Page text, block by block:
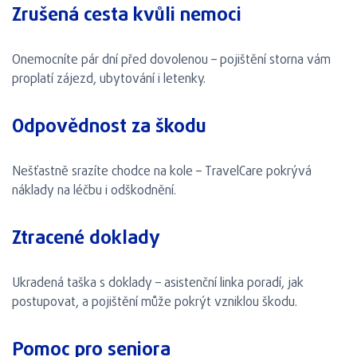
Zrušená cesta kvůli nemoci
Onemocníte pár dní před dovolenou – pojištění storna vám
proplatí zájezd, ubytování i letenky.
Odpovědnost za škodu
Nešťastně srazíte chodce na kole – TravelCare pokrývá
náklady na léčbu i odškodnění.
Ztracené doklady
Ukradená taška s doklady – asistenční linka poradí, jak
postupovat, a pojištění může pokrýt vzniklou škodu.
Pomoc pro seniora